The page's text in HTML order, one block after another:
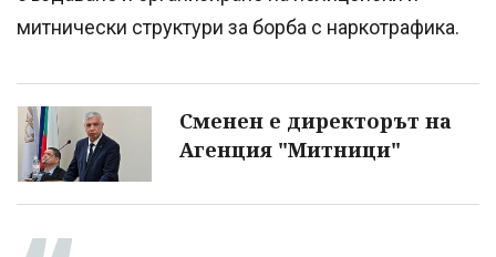
митнически структури за борба с наркотрафика.
Сменен е директорът на
Агенция "Митници"